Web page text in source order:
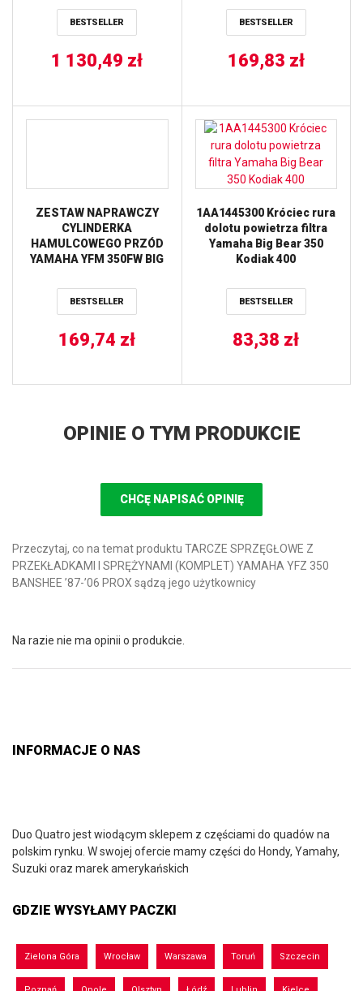
BESTSELLER
1 130,49 zł
BESTSELLER
169,83 zł
ZESTAW NAPRAWCZY
CYLINDERKA
HAMULCOWEGO PRZÓD
YAMAHA YFM 350FW BIG
BESTSELLER
169,74 zł
1AA1445300 Króciec rura
dolotu powietrza filtra
Yamaha Big Bear 350
Kodiak 400
BESTSELLER
83,38 zł
OPINIE O TYM PRODUKCIE
CHCĘ NAPISAĆ OPINIĘ
Przeczytaj, co na temat produktu TARCZE SPRZĘGŁOWE Z
PRZEKŁADKAMI I SPRĘŻYNAMI (KOMPLET) YAMAHA YFZ 350
BANSHEE ’87-’06 PROX sądzą jego użytkownicy
Na razie nie ma opinii o produkcie.
INFORMACJE O NAS
Duo Quatro jest wiodącym sklepem z częściami do quadów na
polskim rynku. W swojej ofercie mamy części do Hondy, Yamahy,
Suzuki oraz marek amerykańskich
GDZIE WYSYŁAMY PACZKI
Zielona Góra Wrocław Warszawa Toruń Szczecin